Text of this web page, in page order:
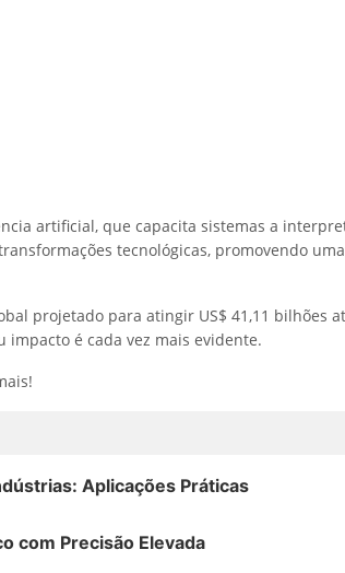
artificial, que capacita sistemas a
tecnológicas, promovendo
projetado para atingir US$ 41,11 bilhões
impacto é cada vez mais evidente.
Aplicações Práticas
com Precisão Elevada